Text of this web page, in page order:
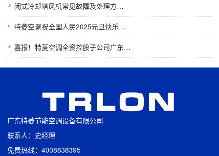
闭式冷却塔风机常见故障及处理方…
特菱空调祝全国人民2025元旦快乐…
喜报！特菱空调全资控股子公司广东…
广东特菱节能空调设备有限公司
联系人：史经理
免费热线：4008838395